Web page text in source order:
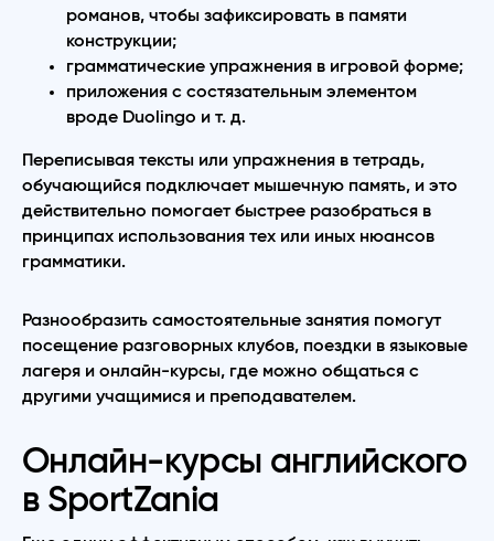
романов, чтобы зафиксировать в памяти
конструкции;
грамматические упражнения в игровой форме;
приложения с состязательным элементом
вроде Duolingo и т. д.
Переписывая тексты или упражнения в тетрадь,
обучающийся подключает мышечную память, и это
действительно помогает быстрее разобраться в
принципах использования тех или иных нюансов
грамматики.
Разнообразить самостоятельные занятия помогут
посещение разговорных клубов, поездки в языковые
лагеря и онлайн-курсы, где можно общаться с
другими учащимися и преподавателем.
Онлайн-курсы английского
в SportZania